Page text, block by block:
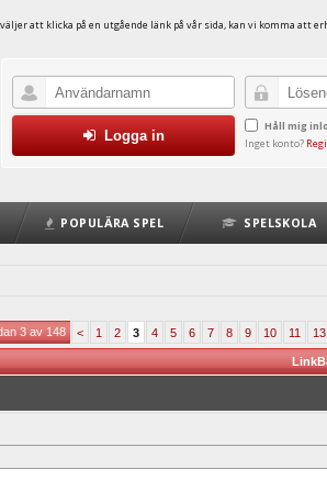
att klicka på en utgående länk på vår sida, kan vi komma att
Håll mig
Inget konto?
Logga in
POPULÄRA SPEL SPELSKOLA
3 av 148 < 1 2 3 4 5 6 7 8 9 10 11 13